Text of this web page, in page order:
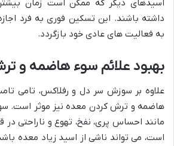
اسیدهای دیگر که ممکن است زمان
داشته باشند. این تسکین فوری به فرد
به فعالیت های عادی خود بازگردد.
بهبود علائم سوء هاضمه و
علاوه بر سوزش سر دل و رفلاکس، تامی
هاضمه و ترش کردن معده نیز موثر است.
مانند احساس پری، نفخ، تهوع و ناراحتی
است، می تواند ناشی از اسید زیاد معده